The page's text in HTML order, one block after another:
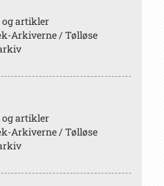
og artikler
Arkiverne / Tølløse
og artikler
Arkiverne / Tølløse